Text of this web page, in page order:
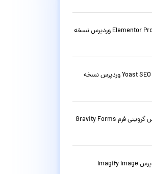
افزونه صفحه ساز المنتور پرو Elementor Pro وردپرس نسخه
افزونه فارسی سئو Yoast SEO Premium وردپرس نسخه
افزونه فرم ساز حرفه ای وردپرس گرویتی فرم Gravity Forms
افزونه بهینه سازی تصاویر وردپرس Imagify Image